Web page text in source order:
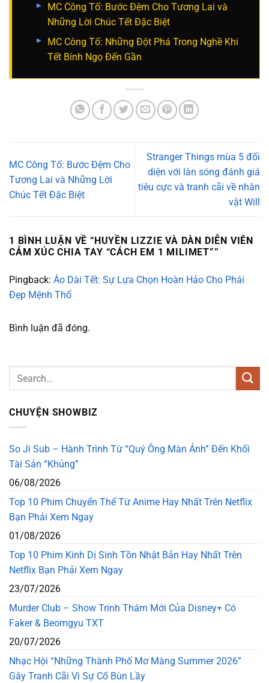
MC Công Tố: Bước Đệm Cho Tương Lai và
Những Lời Chúc Tết Đặc Biệt
MC Công Tố: Những Đột Phá Trong Nghề Khi
Tết Bính Ngọ Đến Gần
MC Công Tố: Bước Đệm Cho
Tương Lai và Những Lời
Chúc Tết Đặc Biệt
Stranger Things mùa 5 đối
diện với làn sóng đánh giá
tiêu cực và tranh cãi về nhân
vật Will
1 BÌNH LUẬN VỀ “ HUYỀN LIZZIE VÀ DÀN DIỄN VIÊN
CẢM XÚC CHIA TAY “CÁCH EM 1 MILIMET””
Pingback: Áo Dài Tết: Sự Lựa Chọn Hoàn Hảo Cho Phái
Đẹp Mệnh Thổ
Bình luận đã đóng.
CHUYỆN SHOWBIZ
So Ji Sub – Hành Trình Từ “Quý Ông Màn Ảnh” Đến Khối
Tài Sản “Khủng”
06/08/2026
Top 10 Phim Chuyển Thể Từ Anime Hay Nhất Trên Netflix
Bạn Phải Xem Ngay
01/08/2026
Top 10 Phim Kinh Dị Sinh Tồn Nhật Bản Hay Nhất Trên
Netflix Bạn Phải Xem Ngay
23/07/2026
Murder Club – Show Trinh Thám Mới Của Disney+ Có
Faker & Beomgyu TXT
20/07/2026
Nhạc Hội “Những Thành Phố Mơ Màng Summer 2026”
Gây Tranh Cãi Vì Sự Cố Bùn Lầy